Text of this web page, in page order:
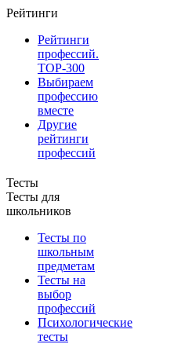
Рейтинги
Рейтинги
профессий.
TOP-300
Выбираем
профессию
вместе
Другие
рейтинги
профессий
Тесты
Тесты для
школьников
Тесты по
школьным
предметам
Тесты на
выбор
профессий
Психологические
тесты